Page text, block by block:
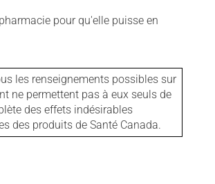
pour qu'elle puisse en
les renseignements possibles sur
ne permettent pas à eux seuls de
des effets indésirables
des produits de Santé Canada.